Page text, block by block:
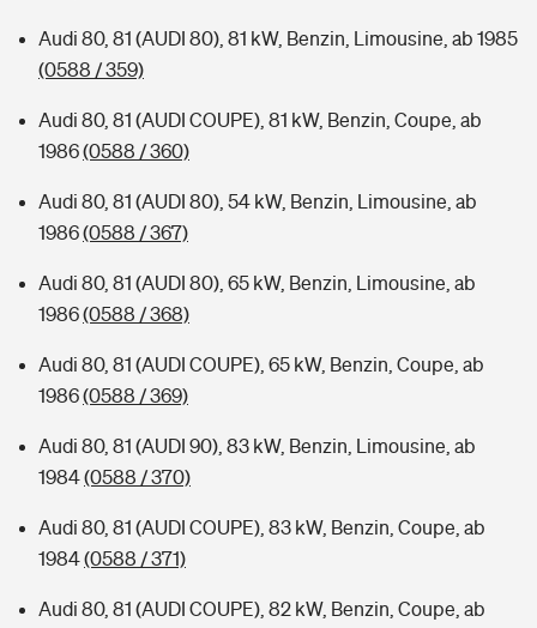
Audi 80, 81 (AUDI 80), 81 kW, Benzin, Limousine, ab 1985
(0588 / 359)
Audi 80, 81 (AUDI COUPE), 81 kW, Benzin, Coupe, ab
1986(0588 / 360)
Audi 80, 81 (AUDI 80), 54 kW, Benzin, Limousine, ab
1986(0588 / 367)
Audi 80, 81 (AUDI 80), 65 kW, Benzin, Limousine, ab
1986(0588 / 368)
Audi 80, 81 (AUDI COUPE), 65 kW, Benzin, Coupe, ab
1986(0588 / 369)
Audi 80, 81 (AUDI 90), 83 kW, Benzin, Limousine, ab
1984(0588 / 370)
Audi 80, 81 (AUDI COUPE), 83 kW, Benzin, Coupe, ab
1984(0588 / 371)
Audi 80, 81 (AUDI COUPE), 82 kW, Benzin, Coupe, ab